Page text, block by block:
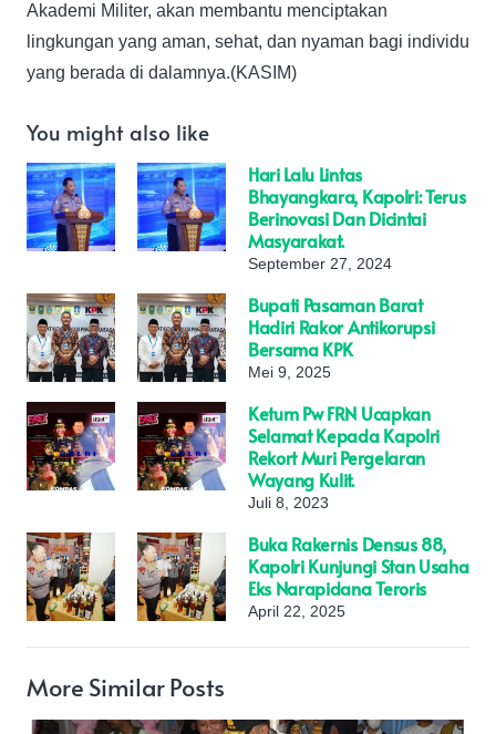
Akademi Militer, akan membantu menciptakan
lingkungan yang aman, sehat, dan nyaman bagi individu
yang berada di dalamnya.(KASIM)
You might also like
Hari Lalu Lintas
Bhayangkara, Kapolri: Terus
Berinovasi Dan Dicintai
Masyarakat.
September 27, 2024
Bupati Pasaman Barat
Hadiri Rakor Antikorupsi
Bersama KPK
Mei 9, 2025
Ketum Pw FRN Ucapkan
Selamat Kepada Kapolri
Rekort Muri Pergelaran
Wayang Kulit.
Juli 8, 2023
Buka Rakernis Densus 88,
Kapolri Kunjungi Stan Usaha
Eks Narapidana Teroris
April 22, 2025
More Similar Posts